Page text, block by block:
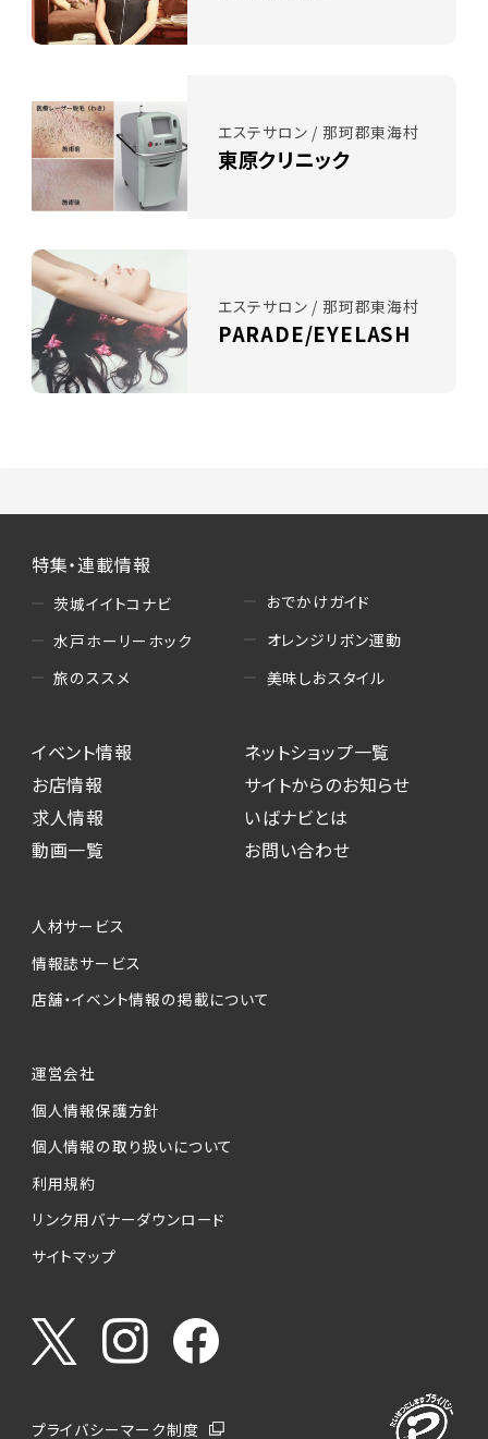
エステサロン / 那珂郡東海村
東原クリニック
エステサロン / 那珂郡東海村
PARADE/EYELASH
特集・連載情報
茨城イイトコナビ
水戸ホーリーホック
旅のススメ
おでかけガイド
オレンジリボン運動
美味しおスタイル
イベント情報
お店情報
求人情報
動画一覧
ネットショップ一覧
サイトからのお知らせ
いばナビとは
お問い合わせ
人材サービス
情報誌サービス
店舗・イベント情報の掲載について
運営会社
個人情報保護方針
個人情報の取り扱いについて
利用規約
リンク用バナーダウンロード
サイトマップ
プライバシーマーク制度